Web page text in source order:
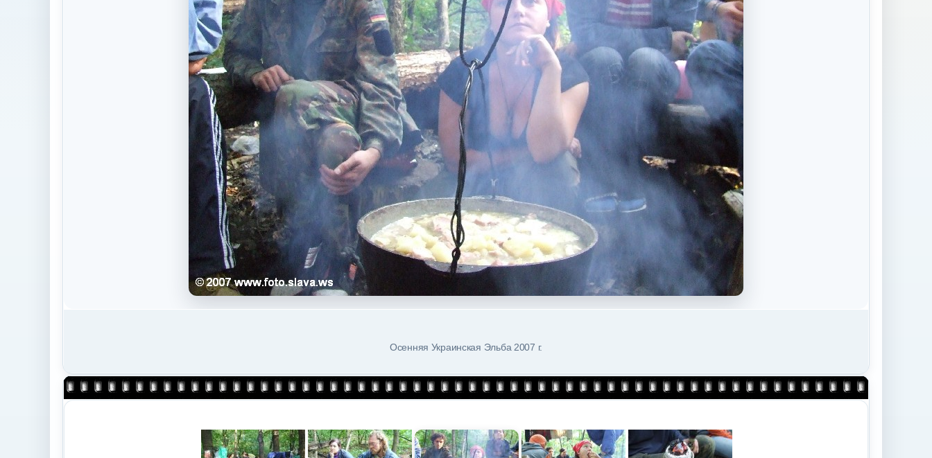
Осенняя Украинская Эльба 2007 г.